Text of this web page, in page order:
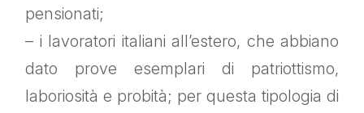
pensionati;
– i lavoratori italiani all’estero, che abbiano
dato prove esemplari di patriottismo,
laboriosità e probità; per questa tipologia di